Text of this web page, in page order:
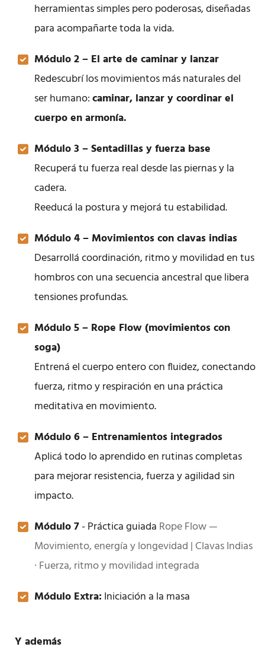
herramientas simples pero poderosas, diseñadas
para acompañarte toda la vida.
Módulo 2 – El arte de caminar y lanzar
Redescubrí los movimientos más naturales del
ser humano:caminar, lanzar y coordinar el
cuerpo en armonía.
Módulo 3 – Sentadillas y fuerza base
Recuperá tu fuerza real desde las piernas y la
cadera.
Reeducá la postura y mejorá tu estabilidad.
Módulo 4 – Movimientos con clavas indias
Desarrollá coordinación, ritmo y movilidad en tus
hombros con una secuencia ancestral que libera
tensiones profundas.
Módulo 5 – Rope Flow (movimientos con
soga)
Entrená el cuerpo entero con fluidez, conectando
fuerza, ritmo y respiración en una práctica
meditativa en movimiento.
Módulo 6 – Entrenamientos integrados
Aplicá todo lo aprendido en rutinas completas
para mejorar resistencia, fuerza y agilidad sin
impacto.
Módulo 7- Práctica guiada Rope Flow —
Movimiento, energía y longevidad | Clavas Indias
· Fuerza, ritmo y movilidad integrada
Módulo Extra:Iniciación a la masa
Y además